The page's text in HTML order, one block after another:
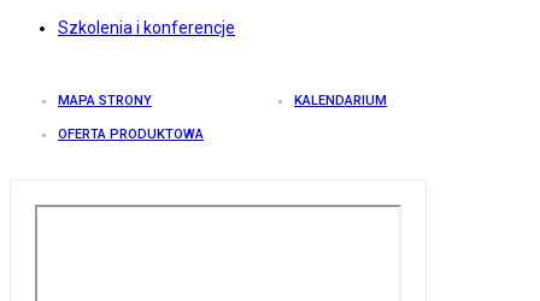
Szkolenia i konferencje
MAPA STRONY KALENDARIUM
OFERTA PRODUKTOWA